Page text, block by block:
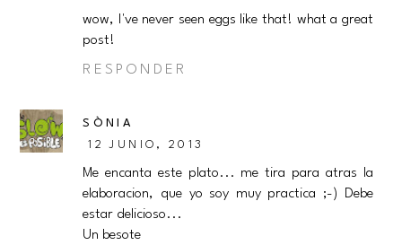
wow, I've never seen eggs like that! what a great
post!
RESPONDER
SÒNIA
12 JUNIO, 2013
Me encanta este plato... me tira para atras la
elaboracion, que yo soy muy practica ;-) Debe
estar delicioso...
Un besote